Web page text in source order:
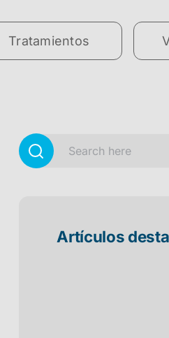
Tratamientos
Artículos